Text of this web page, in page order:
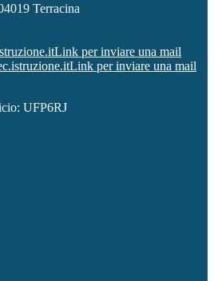
Terracina
Link per inviare una mail
Link per inviare una mail
UFP6RJ